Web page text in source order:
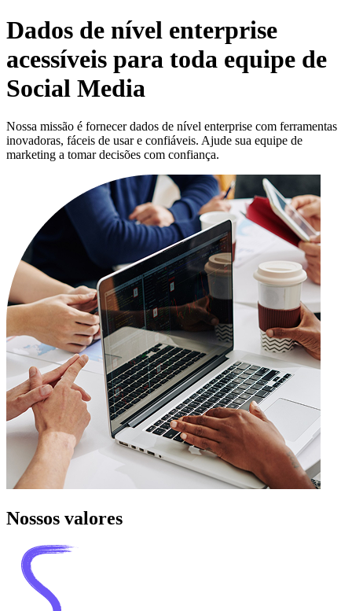
Dados de nível enterprise
acessíveis para toda equipe de
Social Media
Nossa missão é fornecer dados de nível enterprise com ferramentas
inovadoras, fáceis de usar e confiáveis. Ajude sua equipe de
marketing a tomar decisões com confiança.
Nossos valores